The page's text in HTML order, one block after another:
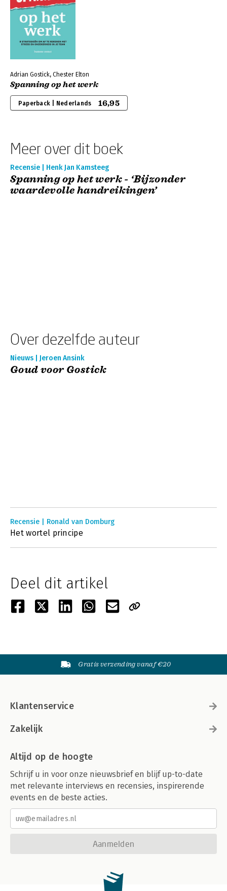
Adrian Gostick, Chester Elton
Spanning op het werk
Paperback | Nederlands 16,95
Meer over dit boek
Recensie | Henk Jan Kamsteeg
Spanning op het werk - ‘Bijzonder
waardevolle handreikingen’
Over dezelfde auteur
Nieuws | Jeroen Ansink
Goud voor Gostick
Recensie | Ronald van Domburg
Het wortel principe
Deel dit artikel
Gratis verzending vanaf €20
Klantenservice
Zakelijk
Altijd op de hoogte
Schrijf u in voor onze nieuwsbrief en blijf up-to-date
met relevante interviews en recensies, inspirerende
events en de beste acties.
Aanmelden